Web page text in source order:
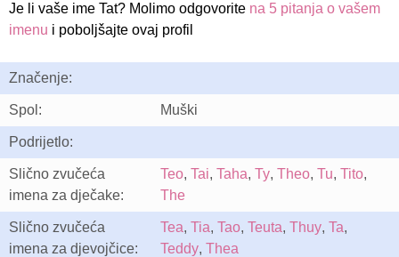
Je li vaše ime Tat? Molimo odgovorite na 5 pitanja o vašem
imenu i poboljšajte ovaj profil
Značenje:
Spol: Muški
Podrijetlo:
Slično zvučeća
imena za dječake:
Teo, Tai, Taha, Ty, Theo, Tu, Tito,
The
Slično zvučeća
imena za djevojčice:
Tea, Tia, Tao, Teuta, Thuy, Ta,
Teddy, Thea